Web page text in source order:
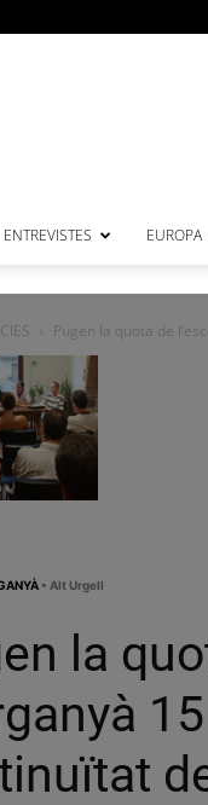
ENTREVISTES EUROPA
Pugen la quota de
• Alt Urgell
la